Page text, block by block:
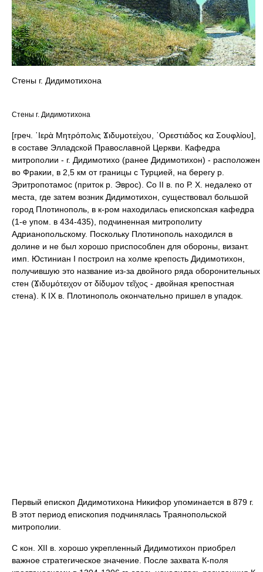
Стены г. Дидимотихона
Стены г. Дидимотихона
[греч. ῾Ιερὰ Μητρόπολις Ϫιδυμοτείχου, ᾿Ορεστιάδος κα Σουφλίου],
в составе Элладской Православной Церкви. Кафедра
митрополии - г. Дидимотихo (ранее Дидимотихон) - расположен
во Фракии, в 2,5 км от границы с Турцией, на берегу р.
Эритропотамос (приток р. Эврос). Со II в. по Р. Х. недалеко от
места, где затем возник Дидимотихон, существовал большой
город Плотинополь, в к-ром находилась епископская кафедра
(1-е упом. в 434-435), подчиненная митрополиту
Адрианопольскому. Поскольку Плотинополь находился в
долине и не был хорошо приспособлен для обороны, визант.
имп. Юстиниан I построил на холме крепость Дидимотихон,
получившую это название из-за двойного ряда оборонительных
стен (Ϫιδυμότειχον от δίδυμον τεῖχος - двойная крепостная
стена). К IX в. Плотинополь окончательно пришел в упадок.
Первый епископ Дидимотихона Никифор упоминается в 879 г.
В этот период епископия подчинялась Траянопольской
митрополии.
С кон. XII в. хорошо укрепленный Дидимотихон приобрел
важное стратегическое значение. После захвата К-поля